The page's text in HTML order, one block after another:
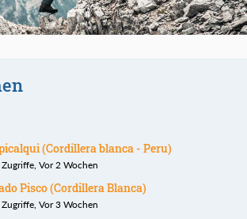
(Cordillera blanca - Peru)
Vor 2 Wochen
Pisco (Cordillera Blanca)
Vor 3 Wochen